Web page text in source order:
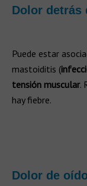
Dolor detrás
Puede estar
mastoiditis (
tensión muscular.
hay fiebre.
Dolor de